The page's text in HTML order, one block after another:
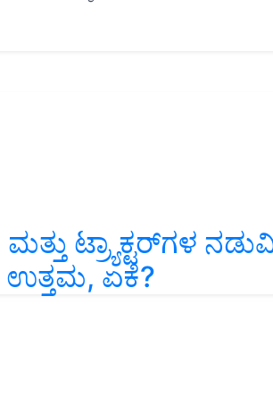
ಟ್ರ್ಯಾಕ್ಟರ್‌ಗಳ
ಉತ್ತಮ, ಏಕೆ?